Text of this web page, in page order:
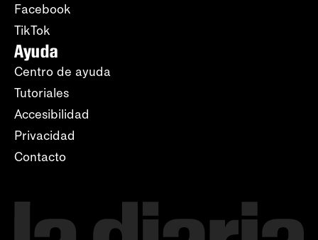
Facebook
TikTok
Ayuda
Centro de ayuda
Tutoriales
Accesibilidad
Privacidad
Contacto